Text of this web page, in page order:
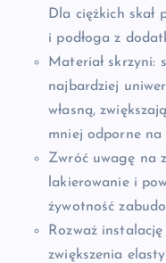
Dla ciężkich skał
i podłoga z
Materiał skrzyni:
najbardziej
własną,
mniej odporne na
Zwróć uwagę na
lakierowanie i
żywotność
Rozważ
zwiększenia